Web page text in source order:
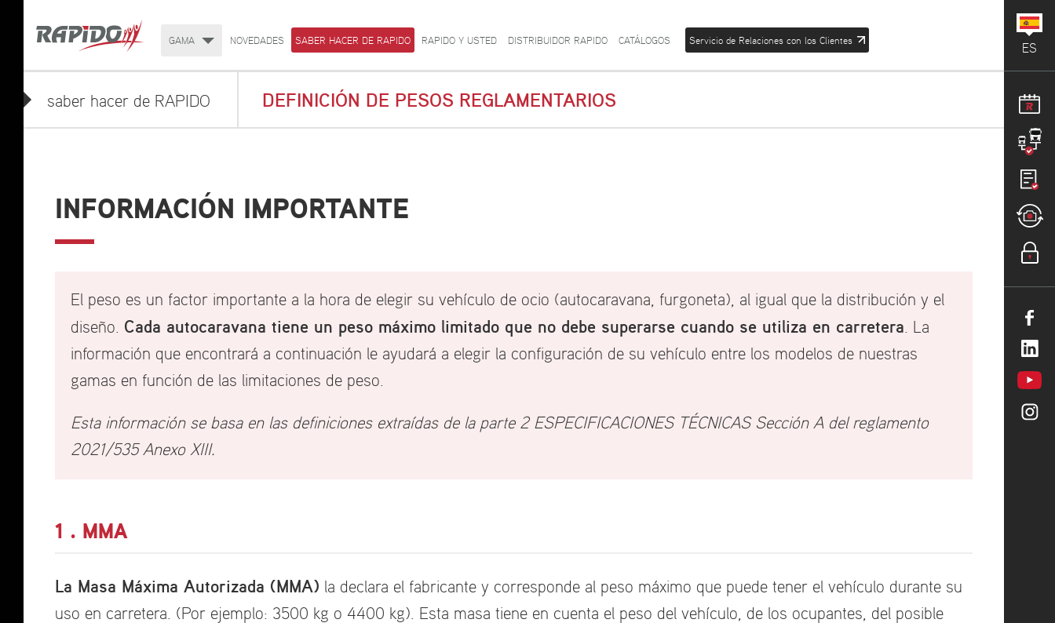
ES
GAMA NOVEDADES SABER HACER DE RAPIDO RAPIDO Y USTED DISTRIBUIDOR RAPIDO CATÁLOGOS Servicio de Relaciones con los Clientes
saber hacer de RAPIDO DEFINICIÓN DE PESOS REGLAMENTARIOS
INFORMACIÓN IMPORTANTE
El peso es un factor importante a la hora de elegir su vehículo de ocio (autocaravana, furgoneta), al igual que la distribución y el
diseño. Cada autocaravana tiene un peso máximo limitado que no debe superarse cuando se utiliza en carretera . La
información que encontrará a continuación le ayudará a elegir la configuración de su vehículo entre los modelos de nuestras
gamas en función de las limitaciones de peso.
Esta información se basa en las definiciones extraídas de la parte 2 ESPECIFICACIONES TÉCNICAS Sección A del reglamento
2021/535 Anexo XIII.
1 . MMA
La Masa Máxima Autorizada (MMA) la declara el fabricante y corresponde al peso máximo que puede tener el vehículo durante su
uso en carretera. (Por ejemplo: 3500 kg o 4400 kg). Esta masa tiene en cuenta el peso del vehículo, de los ocupantes, del posible